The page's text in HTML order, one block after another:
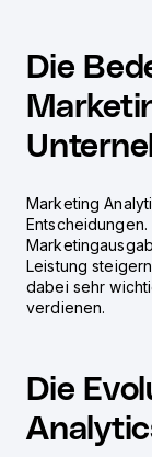
Die
Marketing
Leistung
dabei sehr
verdienen.
Die